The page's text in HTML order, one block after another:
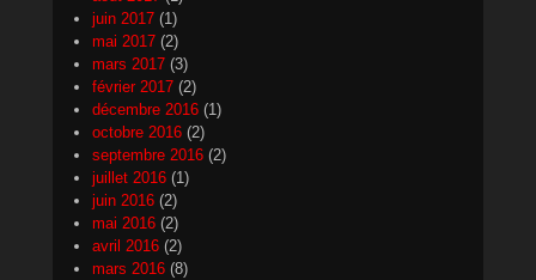
juin 2017 (1)
mai 2017 (2)
mars 2017 (3)
février 2017 (2)
décembre 2016 (1)
octobre 2016 (2)
septembre 2016 (2)
juillet 2016 (1)
juin 2016 (2)
mai 2016 (2)
avril 2016 (2)
mars 2016 (8)